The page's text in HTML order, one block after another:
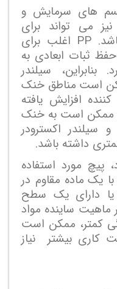
های سرمایش و
می تواند برای
PP اغلب برای
ثبات ابعادی به
سیلندر
است مناطق خنک
افزایش یافته
ممکن است به خنک
سیلندر اکسترودر
داشته باشد.
پیچ مورد استفاده
یک ماده مقاوم در
دارای یک سطح
ساینده مواد
کمتر، ممکن است
بیشتر نیاز